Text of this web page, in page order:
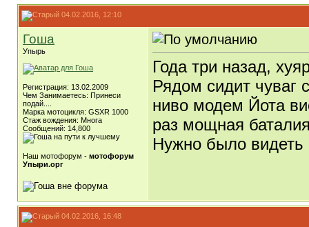
04.02.2016, 12:10
Гоша
Упырь
Регистрация: 13.02.2009
Чем Занимаетесь: Принеси
подай....
Марка мотоцикля: GSXR 1000
Стаж вождения: Многа
Сообщений: 14,800
Наш мотофорум - мотофорум
Упыри.орг
Года три назад,
Рядом сидит чуваг
ниво модем Йота
раз мощная
Нужно было видеть
04.02.2016, 16:48